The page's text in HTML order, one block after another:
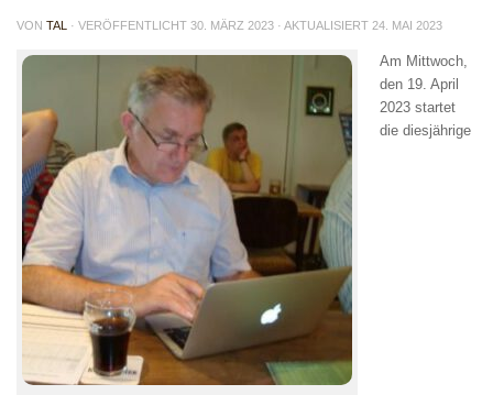
VON TAL · VERÖFFENTLICHT 30. MÄRZ 2023 · AKTUALISIERT 24. MAI 2023
Am Mittwoch,
den 19. April
2023 startet
die diesjährige